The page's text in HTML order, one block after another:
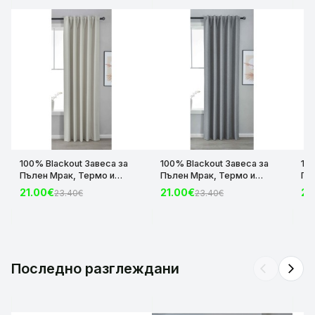
100% Blackout Завеса за
Пълен Мрак, Термо и
Шумоизолираща с коланче
цвят Крем, 175х140 и
21.00€23.40€
100% Blackout Завеса за
Пълен Мрак, Термо и
Шумоизолираща с коланче
цвят Сив, 175х140 и
21.00€23.40€
Последно разглеждани arrow_back_ios arrow_forward_ios